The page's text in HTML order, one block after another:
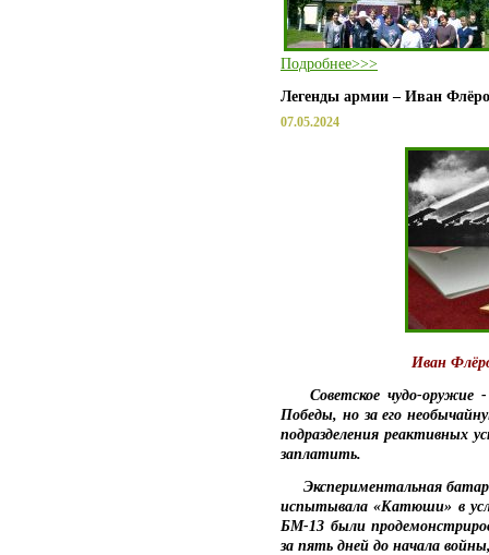
Подробнее>>>
Легенды армии – Иван
07.05.2024
Иван
Советское чудо-оружие
Победы, но за его
подразделения реактивных
заплатить.
Экспериментальная
испытывала «Катюши» в
БМ-13 были
за пять дней до начала